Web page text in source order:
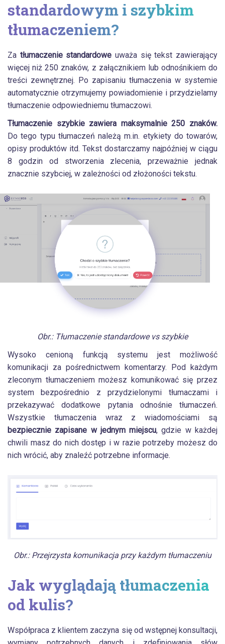
standardowym i szybkim
tłumaczeniem?
Za tłumaczenie standardowe uważa się tekst zawierający
więcej niż 250 znaków, z załącznikiem lub odnośnikiem do
treści zewnętrznej. Po zapisaniu tłumaczenia w systemie
automatycznie otrzymujemy powiadomienie i przydzielamy
tłumaczenie odpowiedniemu tłumaczowi.
Tłumaczenie szybkie zawiera maksymalnie 250 znaków.
Do tego typu tłumaczeń należą m.in. etykiety do towarów,
opisy produktów itd. Tekst dostarczamy najpóźniej w ciągu
8 godzin od stworzenia zlecenia, przeważnie jednak
znacznie szybciej, w zależności od złożoności tekstu.
Obr.: Tłumaczenie standardowe vs szybkie
Wysoko cenioną funkcją systemu jest możliwość
komunikacji za pośrednictwem komentarzy. Pod każdym
zleconym tłumaczeniem możesz komunikować się przez
system bezpośrednio z przydzielonymi tłumaczami i
przekazywać dodatkowe pytania odnośnie tłumaczeń.
Wszystkie tłumaczenia wraz z wiadomościami są
bezpiecznie zapisane w jednym miejscu, gdzie w każdej
chwili masz do nich dostęp i w razie potrzeby możesz do
nich wrócić, aby znaleźć potrzebne informacje.
Obr.: Przejrzysta komunikacja przy każdym tłumaczeniu
Jak wyglądają tłumaczenia
od kulis?
Współpraca z klientem zaczyna się od wstępnej konsultacji,